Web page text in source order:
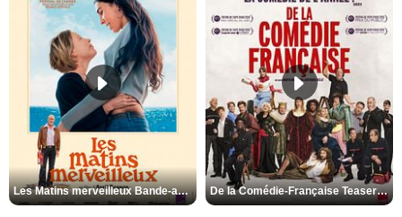
Les Matins merveilleux Bande-annonce VF De la Comédie-Française Teaser VF